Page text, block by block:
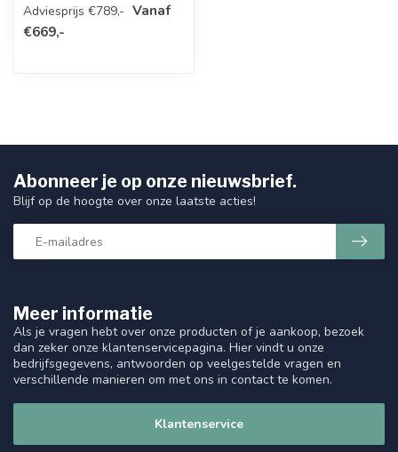
naar ...
Adviesprijs €789,- Vanaf
€669,-
Meer informatie
Als je vragen hebt over onze producten of je aankoop, bezoek
dan zeker onze klantenservicepagina. Hier vindt u onze
bedrijfsgegevens, antwoorden op veelgestelde vragen en
verschillende manieren om met ons in contact te komen.
Klantenservice
Abonneer je op onze nieuwsbrief.
Blijf op de hoogte over onze laatste acties!